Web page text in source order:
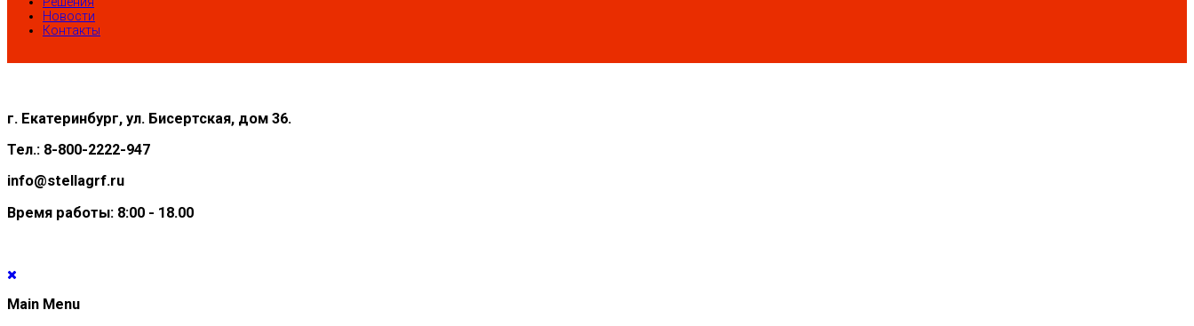
Новости
Контакты
г. Екатеринбург, ул. Бисертская, дом 36.
Тел.: 8-800-2222-947
info@stellagrf.ru
Время работы: 8:00 - 18.00
Main Menu